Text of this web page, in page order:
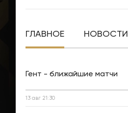
ГЛАВНОЕ НОВОСТИ
Гент - ближайшие матчи
13 авг 21:30